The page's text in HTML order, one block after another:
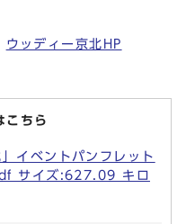
ウッディー京北HP
こちら
イベントパンフレット
サイズ:627.09 キロ